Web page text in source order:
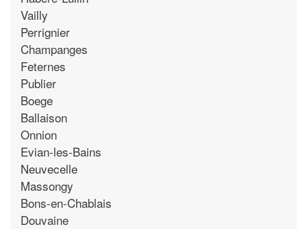
Vailly
Perrignier
Champanges
Feternes
Publier
Boege
Ballaison
Onnion
Evian-les-Bains
Neuvecelle
Massongy
Bons-en-Chablais
Douvaine